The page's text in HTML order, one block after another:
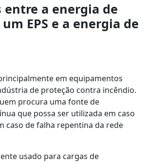
entre a energia de
EPS e a energia de
em equipamentos
de proteção contra incêndio.
procura uma fonte de
que possa ser utilizada em caso
caso de falha repentina da rede
usado para cargas de